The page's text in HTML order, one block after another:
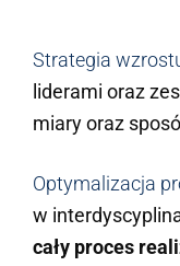
Strategia
liderami oraz
miary oraz
Optymalizacja
w
cały proces